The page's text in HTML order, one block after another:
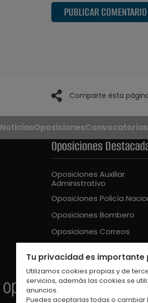
PUBLICAR COMENTARIO
Comparte ésta
NoticiasOposicionesConvocatorias
Oposiciones
Oposiciones Auxiliar
Administrativo
Oposiciones Policía
Oposiciones Bombero
Oposiciones Correos
Oposiciones Educación
Tu privacidad es
Utilizamos cookies propias y de
servicios, además las cookies se
anuncios.
Puedes aceptarlas todas o